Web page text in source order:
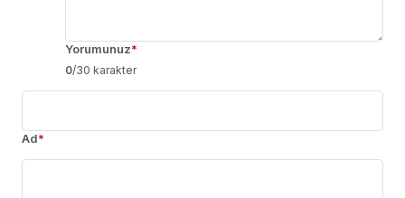
Yorumunuz*
0/30 karakter
Ad*